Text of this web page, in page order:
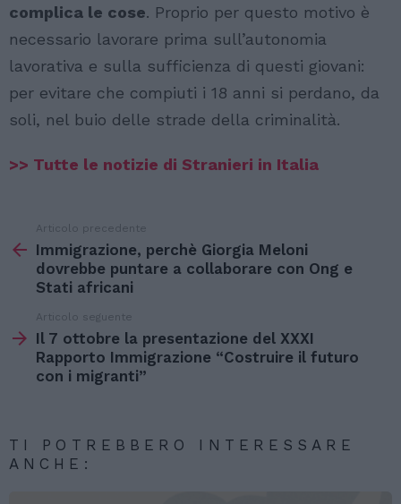
complica le cose. Proprio per questo motivo è
necessario lavorare prima sull’autonomia
lavorativa e sulla sufficienza di questi giovani:
per evitare che compiuti i 18 anni si perdano, da
soli, nel buio delle strade della criminalità.
>> Tutte le notizie di Stranieri in Italia
di
Articolo precedente
Immigrazione, perchè Giorgia Meloni
dovrebbe puntare a collaborare con Ong e
Stati africani
Articolo seguente
Il 7 ottobre la presentazione del XXXI
Rapporto Immigrazione “Costruire il futuro
con i migranti”
TI POTREBBERO INTERESSARE
ANCHE: